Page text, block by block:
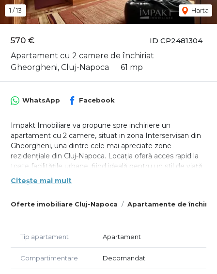
ID CP2481304
570 €
Apartament cu 2 camere de închiriat
Gheorgheni, Cluj-Napoca
61 mp
1 /13 Harta
Oferte imobiliare Cluj-Napoca Apartamente de
WhatsApp Facebook
Impakt Imobiliare va propune spre inchiriere un
apartament cu 2 camere, situat in zona Interservisan din
Gheorgheni, una dintre cele mai apreciate zone
rezidențiale din Cluj-Napoca. Locația oferă acces rapid la
toate facilitățile urbane, fiind ideală pentru un stil de viață
activ și confortabil.
generoasa de 60mp. Compartimentarea include:
Baie modernă, bine compartimentată;
Balcon generos de 8 mp, ideal pentru relaxare.
Fiind situat la etajul 3 din 7 aveti parte de intimitate, liniste
Citește mai mult
Tip apartament Apartament
Compartimentare Decomandat